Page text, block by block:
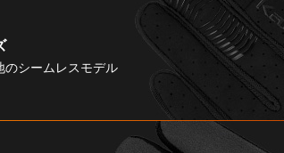
のシームレスモデル